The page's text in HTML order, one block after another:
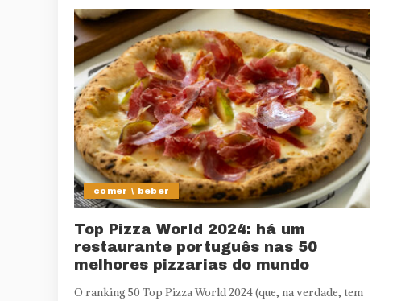
comer \ beber
Top Pizza World 2024: há um
restaurante português nas 50
melhores pizzarias do mundo
O ranking 50 Top Pizza World 2024 (que, na verdade, tem